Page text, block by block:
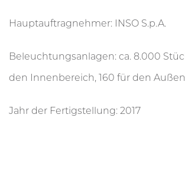
Hauptauftragnehmer: INSO S.p.A.
Beleuchtungsanlagen: ca. 8.000
den Innenbereich, 160 für den
Jahr der Fertigstellung: 2017